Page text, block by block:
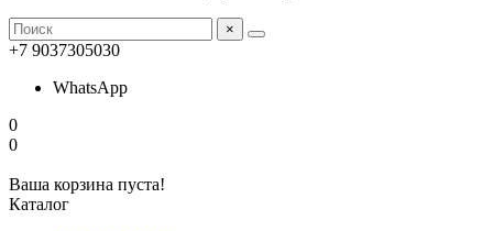
×
+7 9037305030
WhatsApp
0
0
Ваша корзина пуста!
Каталог